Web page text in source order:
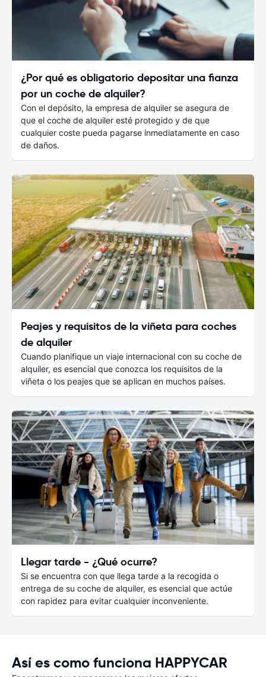
¿Por qué es obligatorio depositar una fianza
por un coche de alquiler?
Con el depósito, la empresa de alquiler se asegura de
que el coche de alquiler esté protegido y de que
cualquier coste pueda pagarse inmediatamente en caso
de daños.
Peajes y requisitos de la viñeta para coches
de alquiler
Cuando planifique un viaje internacional con su coche de
alquiler, es esencial que conozca los requisitos de la
viñeta o los peajes que se aplican en muchos países.
Llegar tarde - ¿Qué ocurre?
Si se encuentra con que llega tarde a la recogida o
entrega de su coche de alquiler, es esencial que actúe
con rapidez para evitar cualquier inconveniente.
Así es como funciona HAPPYCAR